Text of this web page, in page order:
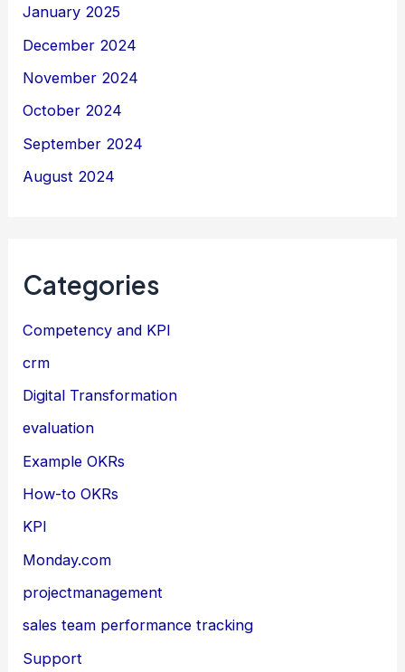
January 2025
December 2024
November 2024
October 2024
September 2024
August 2024
Categories
Competency and KPI
crm
Digital Transformation
evaluation
Example OKRs
How-to OKRs
KPI
Monday.com
projectmanagement
sales team performance tracking
Support